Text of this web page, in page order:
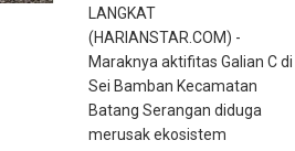
LANGKAT
(HARIANSTAR.COM) -
Maraknya aktifitas Galian C di
Sei Bamban Kecamatan
Batang Serangan diduga
merusak ekosistem